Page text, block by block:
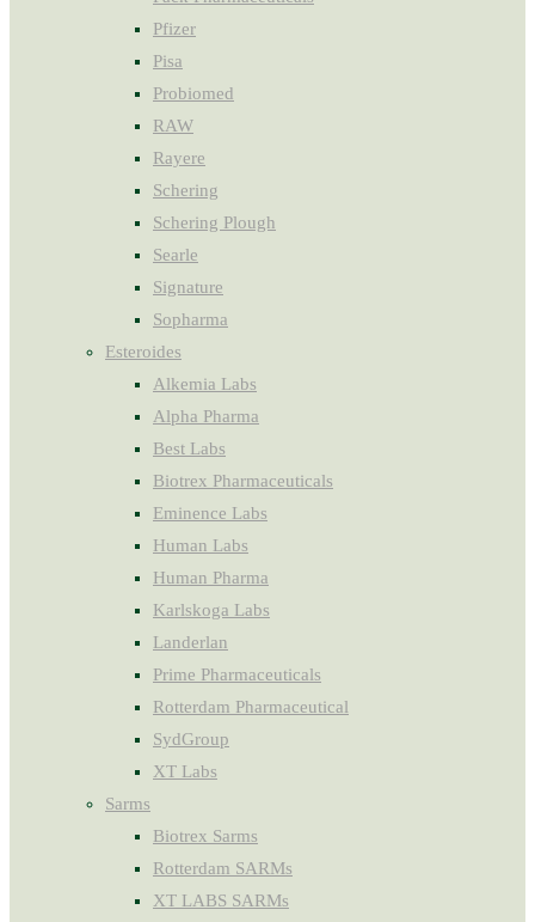
Pfizer
Pisa
Probiomed
RAW
Rayere
Schering
Schering Plough
Searle
Signature
Sopharma
Esteroides
Alkemia Labs
Alpha Pharma
Best Labs
Biotrex Pharmaceuticals
Eminence Labs
Human Labs
Human Pharma
Karlskoga Labs
Landerlan
Prime Pharmaceuticals
Rotterdam Pharmaceutical
SydGroup
XT Labs
Sarms
Biotrex Sarms
Rotterdam SARMs
XT LABS SARMs